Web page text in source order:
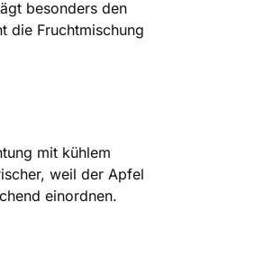
besonders den
die Fruchtmischung
mit kühlem
weil der Apfel
einordnen.